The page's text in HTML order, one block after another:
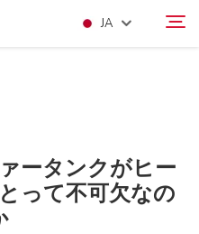
JA
ータンクがヒー
って不可欠なの